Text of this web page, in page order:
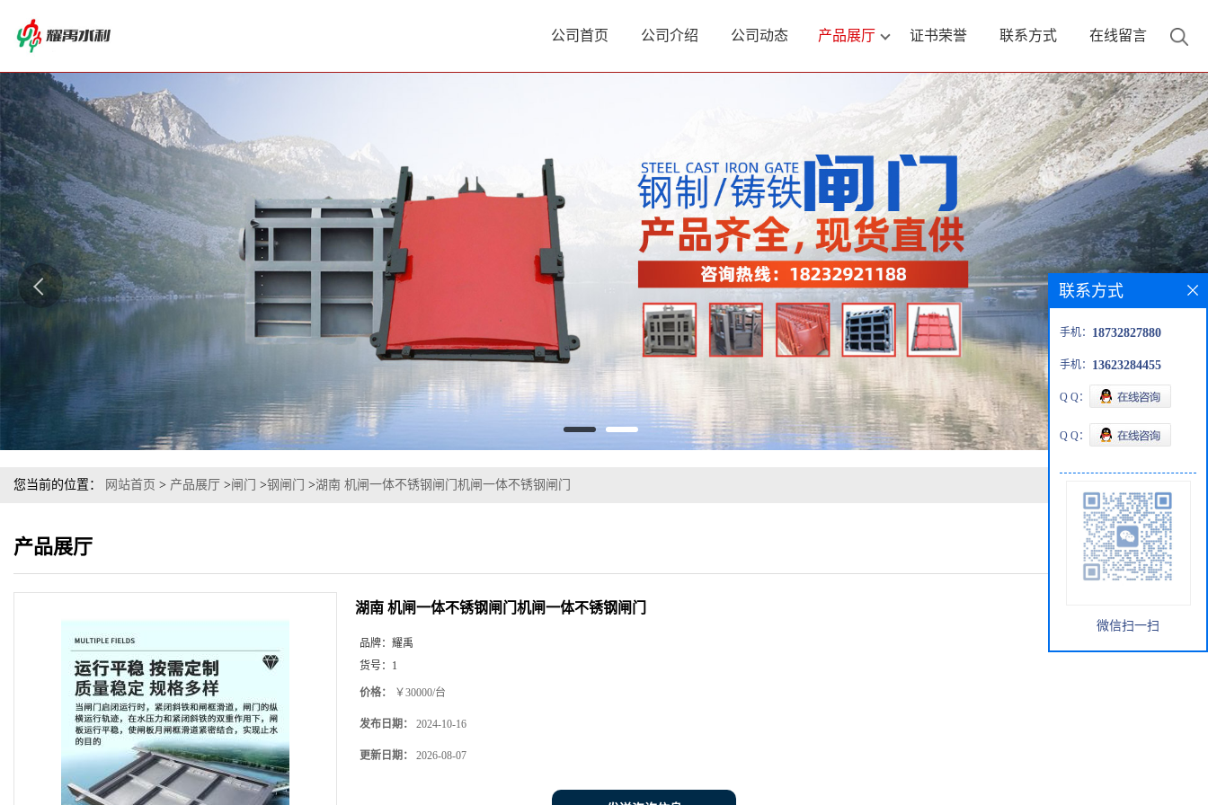
公司首页 公司介绍 公司动态 产品展厅 证书荣誉 联系方式 在线留言
您当前的位置： 网站首页 > 产品展厅 >闸门 >钢闸门 >湖南 机闸一体不锈钢闸门机闸一体不锈钢闸门
产品展厅
湖南 机闸一体不锈钢闸门机闸一体不锈钢闸门
品牌： 耀禹
货号： 1
价格： ￥30000/台
发布日期： 2024-10-16
更新日期： 2026-08-07
联系方式
手机： 18732827880
手机： 13623284455
Q Q：
Q Q：
微信扫一扫